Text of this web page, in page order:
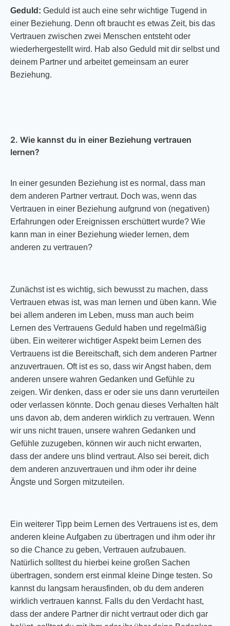
Geduld: Geduld ist auch eine sehr wichtige Tugend in
einer Beziehung. Denn oft braucht es etwas Zeit, bis das
Vertrauen zwischen zwei Menschen entsteht oder
wiederhergestellt wird. Hab also Geduld mit dir selbst und
deinem Partner und arbeitet gemeinsam an eurer
Beziehung.
2. Wie kannst du in einer Beziehung vertrauen
lernen?
In einer gesunden Beziehung ist es normal, dass man
dem anderen Partner vertraut. Doch was, wenn das
Vertrauen in einer Beziehung aufgrund von (negativen)
Erfahrungen oder Ereignissen erschüttert wurde? Wie
kann man in einer Beziehung wieder lernen, dem
anderen zu vertrauen?
Zunächst ist es wichtig, sich bewusst zu machen, dass
Vertrauen etwas ist, was man lernen und üben kann. Wie
bei allem anderen im Leben, muss man auch beim
Lernen des Vertrauens Geduld haben und regelmäßig
üben. Ein weiterer wichtiger Aspekt beim Lernen des
Vertrauens ist die Bereitschaft, sich dem anderen Partner
anzuvertrauen. Oft ist es so, dass wir Angst haben, dem
anderen unsere wahren Gedanken und Gefühle zu
zeigen. Wir denken, dass er oder sie uns dann verurteilen
oder verlassen könnte. Doch genau dieses Verhalten hält
uns davon ab, dem anderen wirklich zu vertrauen. Wenn
wir uns nicht trauen, unsere wahren Gedanken und
Gefühle zuzugeben, können wir auch nicht erwarten,
dass der andere uns blind vertraut. Also sei bereit, dich
dem anderen anzuvertrauen und ihm oder ihr deine
Ängste und Sorgen mitzuteilen.
Ein weiterer Tipp beim Lernen des Vertrauens ist es, dem
anderen kleine Aufgaben zu übertragen und ihm oder ihr
so die Chance zu geben, Vertrauen aufzubauen.
Natürlich solltest du hierbei keine großen Sachen
übertragen, sondern erst einmal kleine Dinge testen. So
kannst du langsam herausfinden, ob du dem anderen
wirklich vertrauen kannst. Falls du den Verdacht hast,
dass der andere Partner dir nicht vertraut oder dich gar